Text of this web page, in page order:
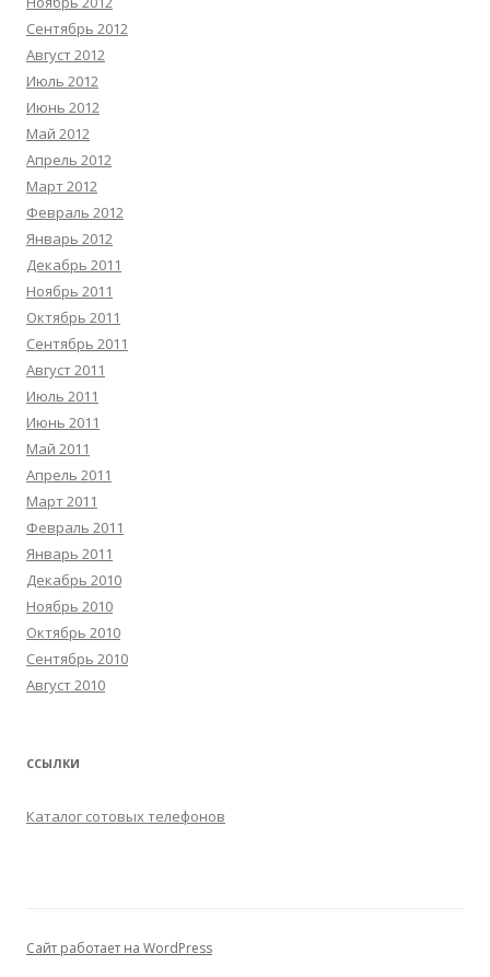
Сентябрь 2012
Август 2012
Июль 2012
Июнь 2012
Май 2012
Апрель 2012
Март 2012
Февраль 2012
Январь 2012
Декабрь 2011
Ноябрь 2011
Октябрь 2011
Сентябрь 2011
Август 2011
Июль 2011
Июнь 2011
Май 2011
Апрель 2011
Март 2011
Февраль 2011
Январь 2011
Декабрь 2010
Ноябрь 2010
Октябрь 2010
Сентябрь 2010
Август 2010
ССЫЛКИ
Каталог сотовых телефонов
Сайт работает на WordPress